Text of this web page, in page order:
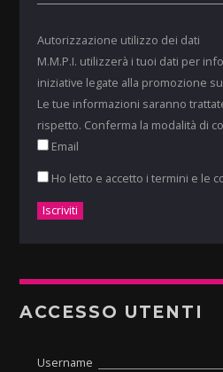
Autorizzazione utilizzo dei dati
M.M.P.I. utilizzerà i tuoi dati per
iniziative legate alla promozione
Le tue informazioni saranno
rispetto. Conferma la modalità di
Email
Ho letto e accetto i termini e le
ACCESSO UTENTI
Username